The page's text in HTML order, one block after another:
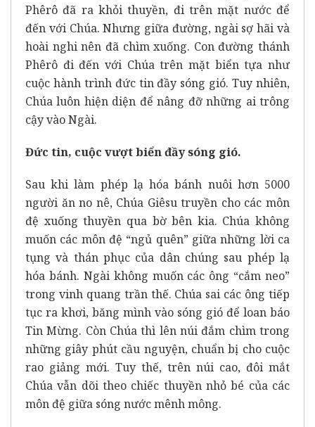
Phêrô đã ra khỏi thuyền, đi trên mặt nước để
đến với Chúa. Nhưng giữa đường, ngài sợ hãi và
hoài nghi nên đã chìm xuống. Con đường thánh
Phêrô đi đến với Chúa trên mặt biển tựa như
cuộc hành trình đức tin đầy sóng gió. Tuy nhiên,
Chúa luôn hiện diện để nâng đỡ những ai trông
cậy vào Ngài.
Đức tin, cuộc vượt biển đầy sóng gió.
Sau khi làm phép lạ hóa bánh nuôi hơn 5000
người ăn no nê, Chúa Giêsu truyền cho các môn
đệ xuống thuyền qua bờ bên kia. Chúa không
muốn các môn đệ “ngủ quên” giữa những lời ca
tụng và thán phục của dân chúng sau phép lạ
hóa bánh. Ngài không muốn các ông “cắm neo”
trong vinh quang trần thế. Chúa sai các ông tiếp
tục ra khơi, băng mình vào sóng gió để loan báo
Tin Mừng. Còn Chúa thì lên núi đắm chìm trong
những giây phút cầu nguyện, chuẩn bị cho cuộc
rao giảng mới. Tuy thế, trên núi cao, đôi mắt
Chúa vẫn dõi theo chiếc thuyền nhỏ bé của các
môn đệ giữa sóng nước mênh mông.